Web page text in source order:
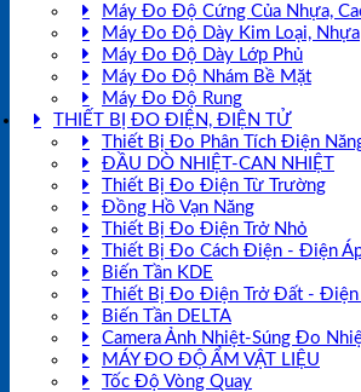
Máy Đo Độ Cứng Của Nhựa,
Máy Đo Độ Dày Kim Loại, Nhựa
Máy Đo Độ Dày Lớp Phủ
Máy Đo Độ Nhám Bề Mặt
Máy Đo Độ Rung
THIẾT BỊ ĐO ĐIỆN, ĐIỆN TỬ
Thiết Bị Đo Phân Tích Điện
ĐẦU DÒ NHIỆT-CAN NHIỆT
Thiết Bị Đo Điện Từ Trường
Đồng Hồ Vạn Năng
Thiết Bị Đo Điện Trở Nhỏ
Thiết Bị Đo Cách Điện - Điện
Biến Tần KDE
Thiết Bị Đo Điện Trở Đất - Điện
Biến Tần DELTA
Camera Ảnh Nhiệt-Súng Đo
MÁY ĐO ĐỘ ẨM VẬT LIỆU
Tốc Độ Vòng Quay